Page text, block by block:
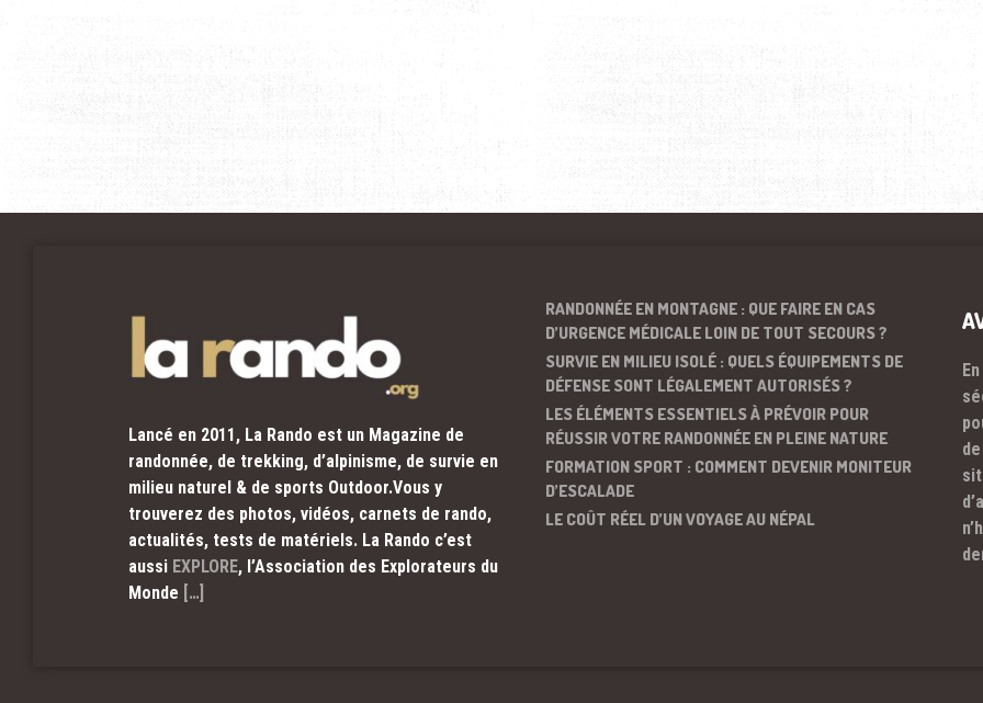
Lancé en 2011, La Rando est un Magazine de
randonnée, de trekking, d’alpinisme, de survie en
milieu naturel & de sports Outdoor.Vous y
trouverez des photos, vidéos, carnets de rando,
actualités, tests de matériels. La Rando c’est
aussi EXPLORE, l’Association des Explorateurs du
Monde […]
RANDONNÉE EN MONTAGNE : QUE FAIRE EN CAS
D’URGENCE MÉDICALE LOIN DE TOUT SECOURS ?
SURVIE EN MILIEU ISOLÉ : QUELS ÉQUIPEMENTS DE
DÉFENSE SONT LÉGALEMENT AUTORISÉS ?
LES ÉLÉMENTS ESSENTIELS À PRÉVOIR POUR
RÉUSSIR VOTRE RANDONNÉE EN PLEINE NATURE
FORMATION SPORT : COMMENT DEVENIR MONITEUR
D’ESCALADE
LE COÛT RÉEL D’UN VOYAGE AU NÉPAL